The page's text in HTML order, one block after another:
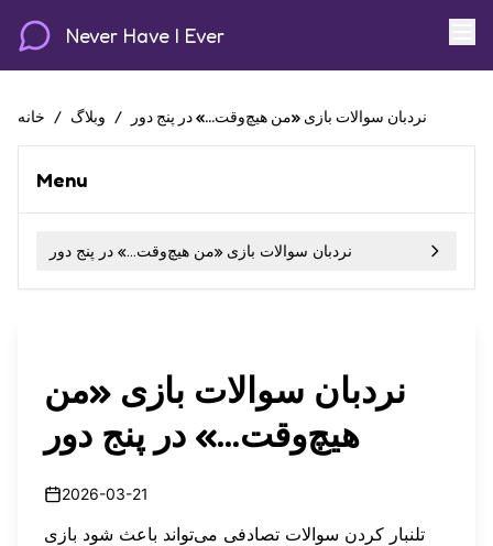
Never Have I Ever
خانه / وبلاگ / نردبان سوالات بازی «من هیچ‌وقت...» در پنج دور
Menu
نردبان سوالات بازی «من هیچ‌وقت...» در پنج دور
نردبان سوالات بازی «من
هیچ‌وقت...» در پنج دور
2026-03-21
تلنبار کردن سوالات تصادفی می‌تواند باعث شود بازی